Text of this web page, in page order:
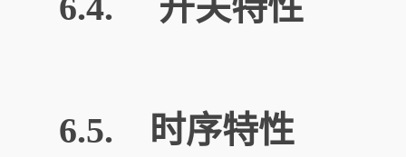
6.5. 时序特性